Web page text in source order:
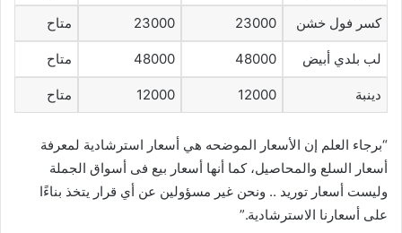
كسر فول خشن 23000
23000 متاح
لب بلدي أبيض 48000
48000 متاح
دينبة 12000
12000 متاح
“برجاء العلم إن الأسعار الموضحه هي أسعار استرشادية لمعرفة
أسعار السلع والمحاصيل، كما أنها أسعار بيع فى أسواق الجملة
وليست أسعار توريد .. ونحن غير مسؤولين عن أي قرار يتخذ بناءًا
على أسعارنا الاسترشادية.”